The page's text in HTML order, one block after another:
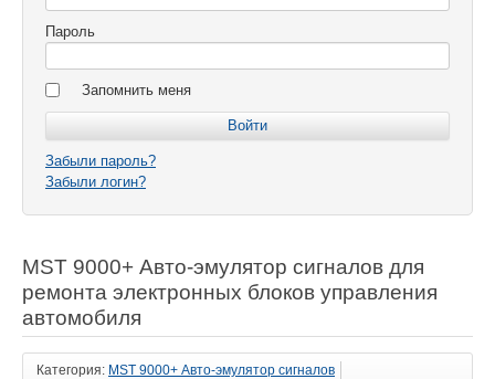
Пароль
Запомнить меня
Забыли пароль?
Забыли логин?
MST 9000+ Авто-эмулятор сигналов для
ремонта электронных блоков управления
автомобиля
Категория: MST 9000+ Авто-эмулятор сигналов